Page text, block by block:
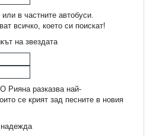
в частните автобуси.
всичко, което си поискат!
на звездата
Рияна разказва най-
се крият зад песните в новия